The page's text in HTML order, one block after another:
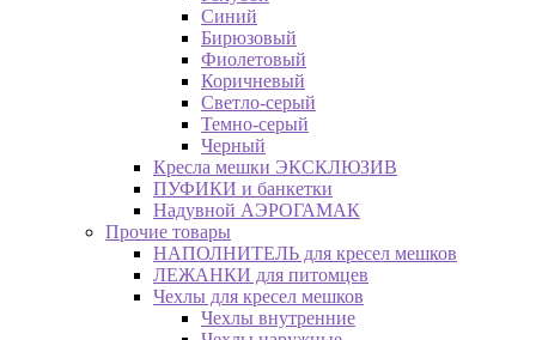
Синий
Бирюзовый
Фиолетовый
Коричневый
Светло-серый
Темно-серый
Черный
Кресла мешки ЭКСКЛЮЗИВ
ПУФИКИ и банкетки
Надувной АЭРОГАМАК
Прочие товары
НАПОЛНИТЕЛЬ для кресел мешков
ЛЕЖАНКИ для питомцев
Чехлы для кресел мешков
Чехлы внутренние